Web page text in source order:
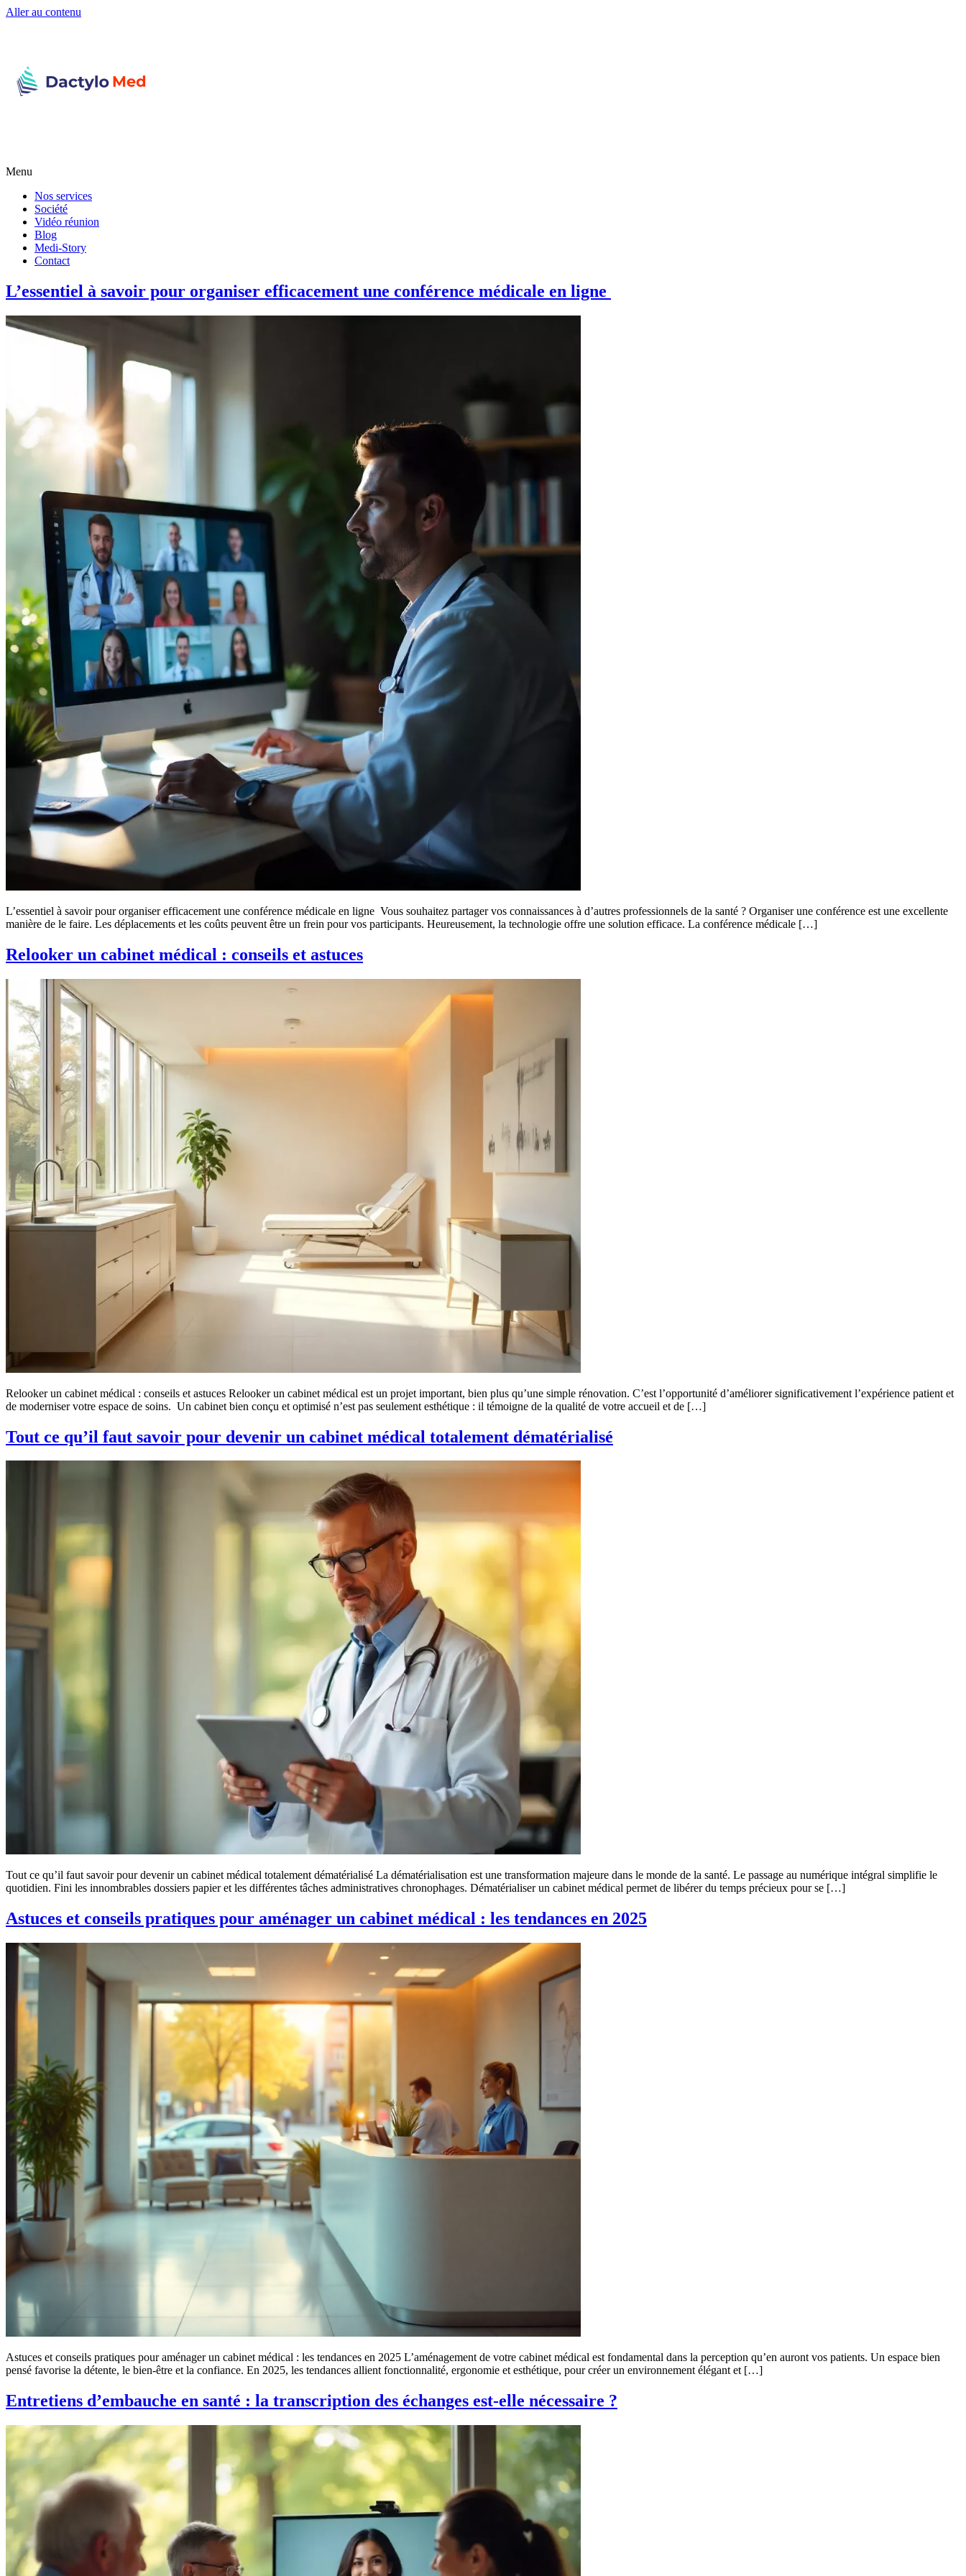
Aller au contenu
Menu
Nos services
Société
Vidéo réunion
Blog
Medi-Story
Contact
L’essentiel à savoir pour organiser efficacement une conférence médicale en ligne
L’essentiel à savoir pour organiser efficacement une conférence médicale en ligne Vous souhaitez partager vos connaissances à d’autres professionnels de la santé ? Organiser une conférence est une excellente
manière de le faire. Les déplacements et les coûts peuvent être un frein pour vos participants. Heureusement, la technologie offre une solution efficace. La conférence médicale […]
Relooker un cabinet médical : conseils et astuces
Relooker un cabinet médical : conseils et astuces Relooker un cabinet médical est un projet important, bien plus qu’une simple rénovation. C’est l’opportunité d’améliorer significativement l’expérience patient et
de moderniser votre espace de soins. Un cabinet bien conçu et optimisé n’est pas seulement esthétique : il témoigne de la qualité de votre accueil et de […]
Tout ce qu’il faut savoir pour devenir un cabinet médical totalement dématérialisé
Tout ce qu’il faut savoir pour devenir un cabinet médical totalement dématérialisé La dématérialisation est une transformation majeure dans le monde de la santé. Le passage au numérique intégral simplifie le
quotidien. Fini les innombrables dossiers papier et les différentes tâches administratives chronophages. Dématérialiser un cabinet médical permet de libérer du temps précieux pour se […]
Astuces et conseils pratiques pour aménager un cabinet médical : les tendances en 2025
Astuces et conseils pratiques pour aménager un cabinet médical : les tendances en 2025 L’aménagement de votre cabinet médical est fondamental dans la perception qu’en auront vos patients. Un espace bien
pensé favorise la détente, le bien-être et la confiance. En 2025, les tendances allient fonctionnalité, ergonomie et esthétique, pour créer un environnement élégant et […]
Entretiens d’embauche en santé : la transcription des échanges est-elle nécessaire ?